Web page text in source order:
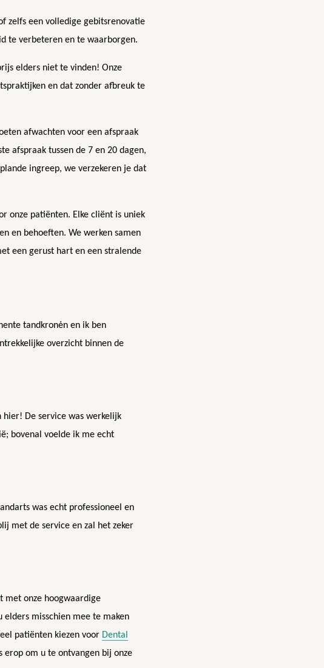
zelfs een volledige gebitsrenovatie
te verbeteren en te waarborgen.
elders niet te vinden! Onze
en dat zonder afbreuk te
afwachten voor een afspraak
afspraak tussen de 7 en 20 dagen,
ingreep, we verzekeren je dat
onze patiënten. Elke cliënt is uniek
en behoeften. We werken samen
een gerust hart en een stralende
tandkronėn en ik ben
overzicht binnen de
De service was werkelijk
bovenal voelde ik me echt
was echt professioneel en
met de service en zal het zeker
met onze hoogwaardige
elders misschien mee te maken
patiënten kiezen voor Dental
erop om u te ontvangen bij onze